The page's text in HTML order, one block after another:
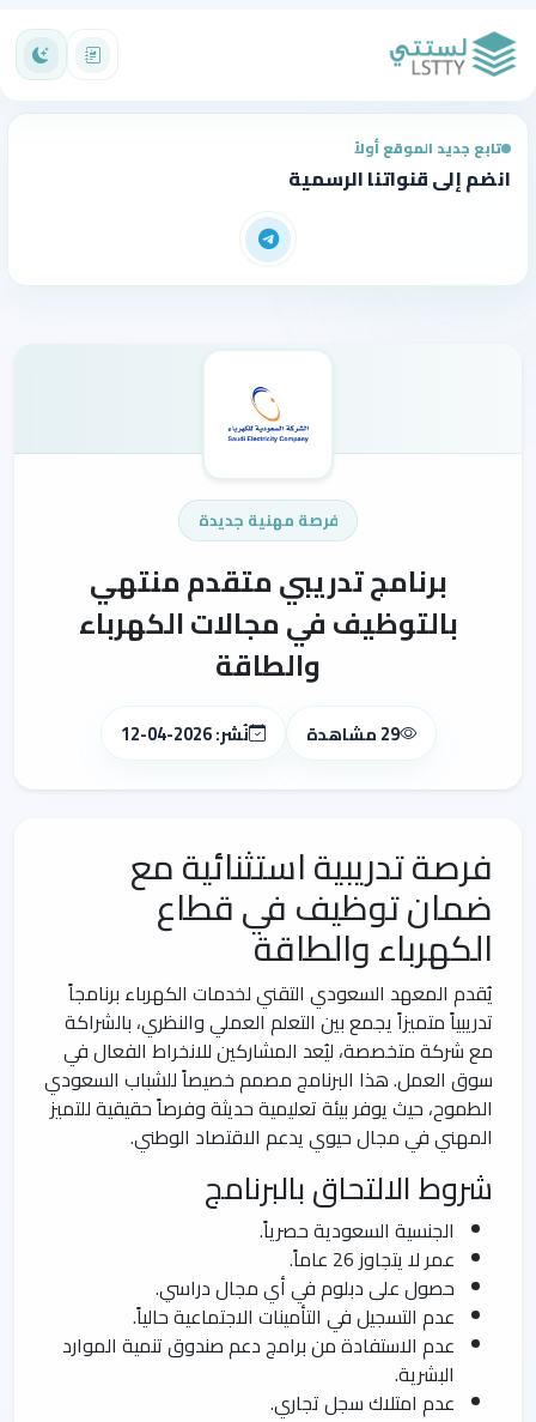
تابع جديد الموقع أولاً
انضم إلى قنواتنا الرسمية
فرصة مهنية جديدة
برنامج تدريبي متقدم منتهي
بالتوظيف في مجالات الكهرباء
والطاقة
29 مشاهدة نُشر: 2026-04-12
فرصة تدريبية استثنائية مع
ضمان توظيف في قطاع
الكهرباء والطاقة
يُقدم المعهد السعودي التقني لخدمات الكهرباء برنامجاً
تدريبياً متميزاً يجمع بين التعلم العملي والنظري، بالشراكة
مع شركة متخصصة، ليُعد المشاركين للانخراط الفعال في
سوق العمل. هذا البرنامج مصمم خصيصاً للشباب السعودي
الطموح، حيث يوفر بيئة تعليمية حديثة وفرصاً حقيقية للتميز
المهني في مجال حيوي يدعم الاقتصاد الوطني.
شروط الالتحاق بالبرنامج
الجنسية السعودية حصرياً.
عمر لا يتجاوز 26 عاماً.
حصول على دبلوم في أي مجال دراسي.
عدم التسجيل في التأمينات الاجتماعية حالياً.
عدم الاستفادة من برامج دعم صندوق تنمية الموارد
البشرية.
عدم امتلاك سجل تجاري.